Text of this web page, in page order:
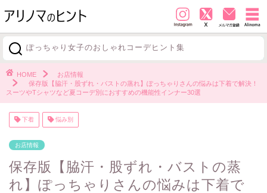
ぽっちゃり女子のおしゃれコーデヒント集
HOME
お店情報
保存版【脇汗・股ずれ・バストの蒸れ】ぽっちゃりさんの悩みは下着で解決！
スーツやTシャツなど夏コーデ別におすすめの機能性インナー30選
下着 悩み別
お店情報
保存版【脇汗・股ずれ・バストの蒸
れ】ぽっちゃりさんの悩みは下着で